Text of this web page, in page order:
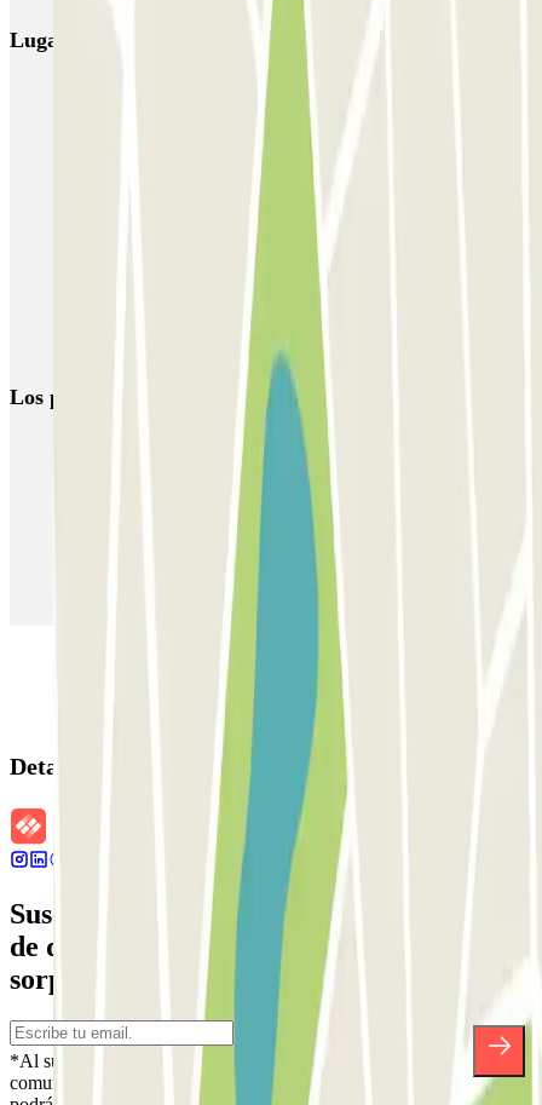
Lugares y eventos interesantes cerca de ASTA - Prking
Parkings cerca de la sala Balmes Multicines en Barcelona
Parking cerca de la Clínica Sagrada Familia al mejor precio
Reservas de parkings en la Plaza del Sol de Barcelona
Parking en Diagonal (Avenida en Barcelona) | Parclick
Reserva parking en la Plaza de Francesc Macià
Parkings cerca del Parque Güell
Los parkings más reservados
Parking en Barcelona
Parking en Aeropuerto Barcelona
Parking en Aeropuerto Madrid Barajas
Parking en Sants - Estación de Barcelona
Detalles de la reserva
Suscríbete a nuestra newsletter y entérate
de descuentos, sorteos y otras muchas
sorpresas.
*Al suscribirte aceptas nuestra Política de Privacidad para recibir
comunicaciones comerciales de Parclick. Sin ningún compromiso,